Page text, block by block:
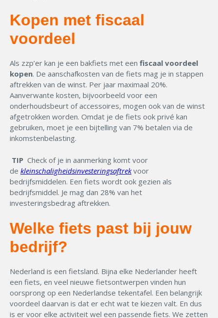
Kopen met fiscaal
voordeel
Als zzp’er kan je een bakfiets met een fiscaal voordeel
kopen. De aanschafkosten van de fiets mag je in stappen
aftrekken van de winst. Per jaar maximaal 20%.
Aanverwante kosten, bijvoorbeeld voor een
onderhoudsbeurt of accessoires, mogen ook van de winst
afgetrokken worden. Omdat je de fiets ook privé kan
gebruiken, moet je een bijtelling van 7% betalen via de
inkomstenbelasting.
TIP Check of je in aanmerking komt voor
de kleinschaligheidsinvesteringsaftrekvoor
bedrijfsmiddelen. Een fiets wordt ook gezien als
bedrijfsmiddel. Je mag dan 28% van het
investeringsbedrag aftrekken.
Welke fiets past bij jouw
bedrijf?
Nederland is een fietsland. Bijna elke Nederlander heeft
een fiets, en veel nieuwe fietsontwerpen vinden hun
oorsprong op een Nederlandse tekentafel. Een belangrijk
voordeel daarvan is dat er echt wat te kiezen valt. En dus
is er voor elke activiteit wel een passende fiets. We zetten